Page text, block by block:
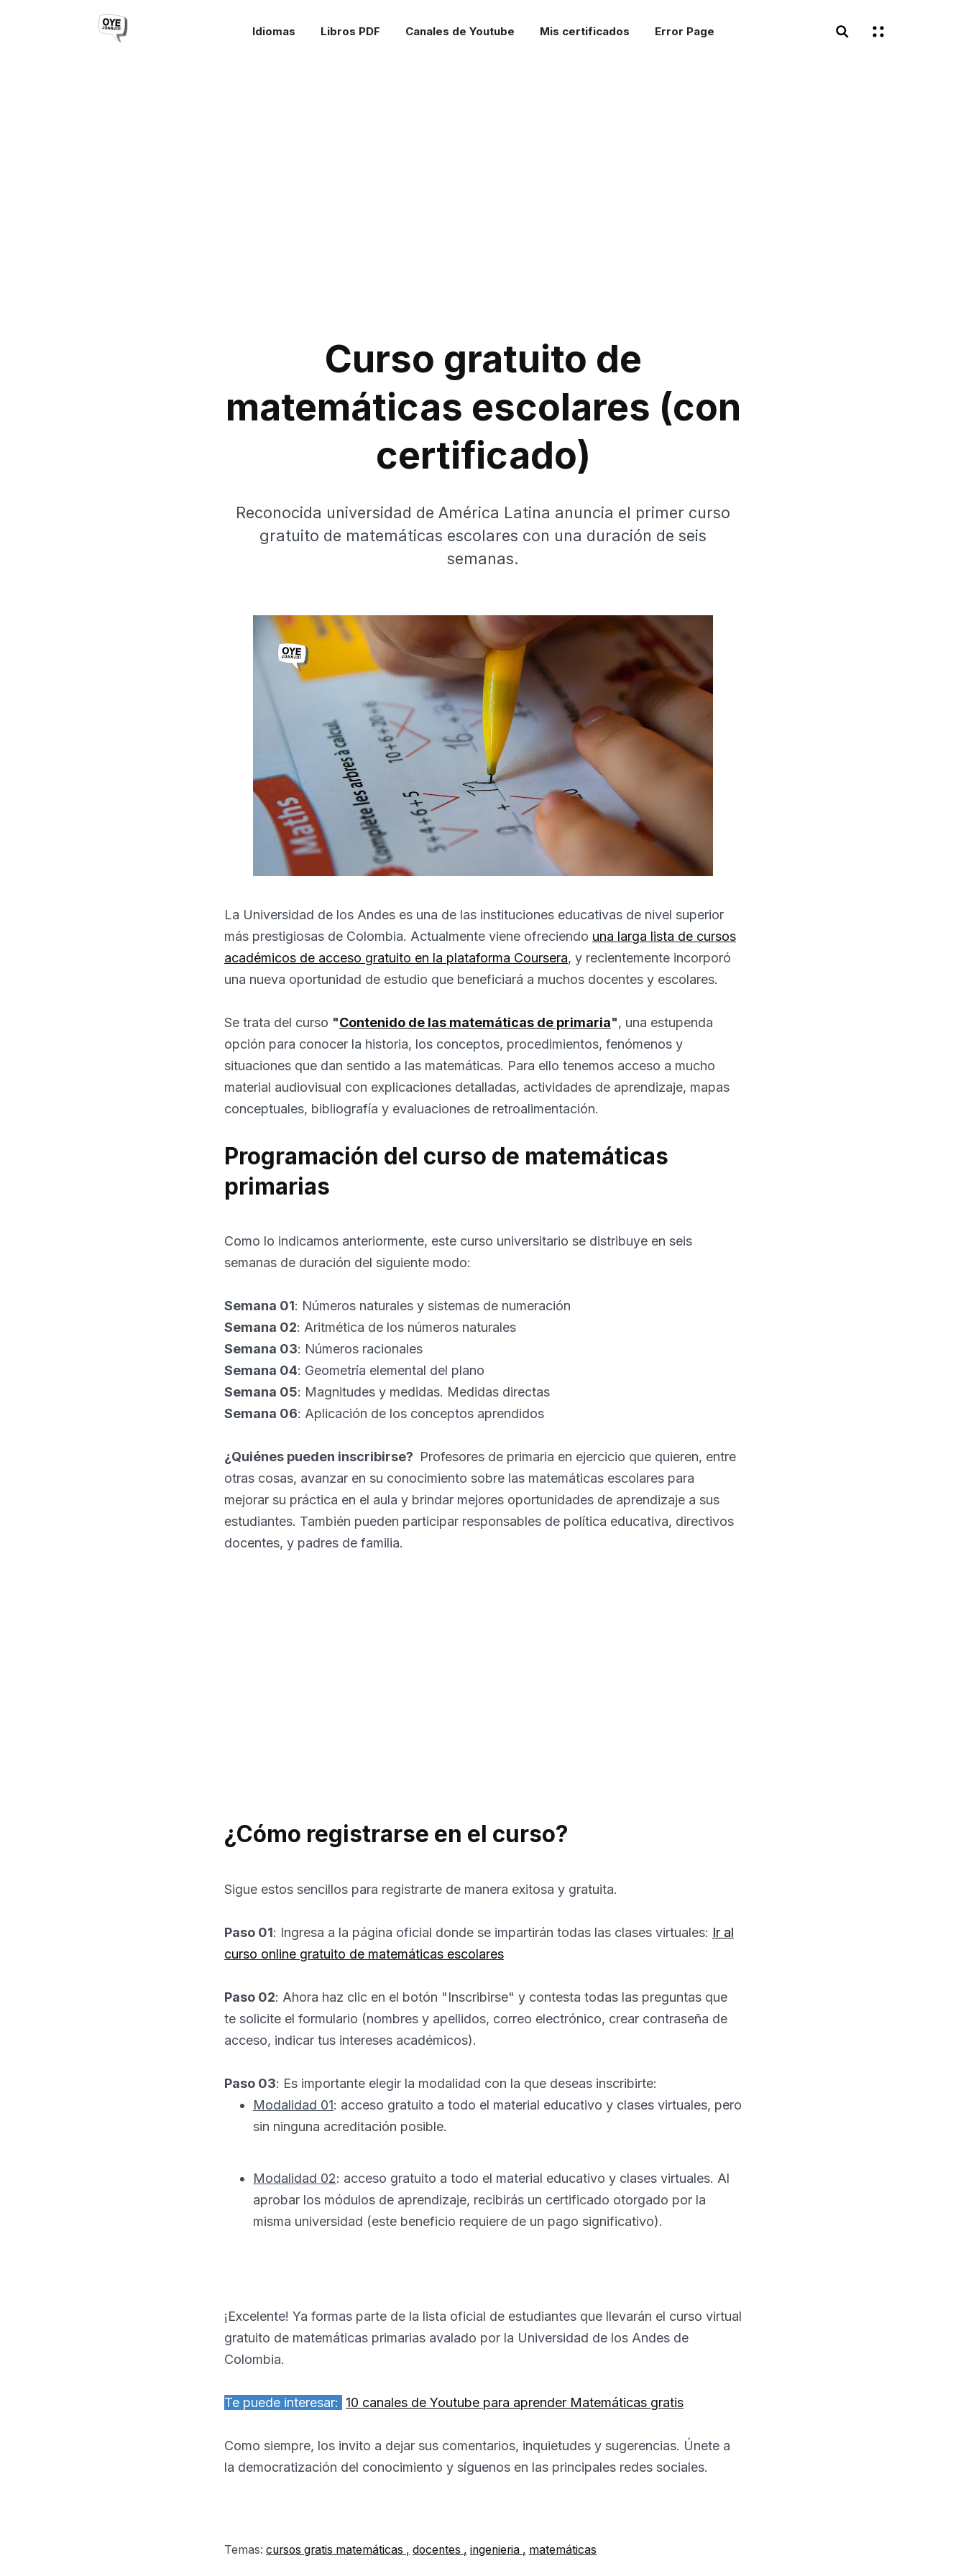
Idiomas Libros PDF Canales de Youtube Mis certificados Error Page
Curso gratuito de
matemáticas escolares (con
certificado)
Reconocida universidad de América Latina anuncia el primer curso
gratuito de matemáticas escolares con una duración de seis
semanas.
La Universidad de los Andes es una de las instituciones educativas de nivel superior
más prestigiosas de Colombia. Actualmente viene ofreciendo una larga lista de cursos
académicos de acceso gratuito en la plataforma Coursera, y recientemente incorporó
una nueva oportunidad de estudio que beneficiará a muchos docentes y escolares.
Se trata del curso "Contenido de las matemáticas de primaria", una estupenda
opción para conocer la historia, los conceptos, procedimientos, fenómenos y
situaciones que dan sentido a las matemáticas. Para ello tenemos acceso a mucho
material audiovisual con explicaciones detalladas, actividades de aprendizaje, mapas
conceptuales, bibliografía y evaluaciones de retroalimentación.
Programación del curso de matemáticas
primarias
Como lo indicamos anteriormente, este curso universitario se distribuye en seis
semanas de duración del siguiente modo:
Semana 01: Números naturales y sistemas de numeración
Semana 02: Aritmética de los números naturales
Semana 03: Números racionales
Semana 04: Geometría elemental del plano
Semana 05: Magnitudes y medidas. Medidas directas
Semana 06: Aplicación de los conceptos aprendidos
¿Quiénes pueden inscribirse? Profesores de primaria en ejercicio que quieren, entre
otras cosas, avanzar en su conocimiento sobre las matemáticas escolares para
mejorar su práctica en el aula y brindar mejores oportunidades de aprendizaje a sus
estudiantes. También pueden participar responsables de política educativa, directivos
docentes, y padres de familia.
¿Cómo registrarse en el curso?
Sigue estos sencillos para registrarte de manera exitosa y gratuita.
Paso 01: Ingresa a la página oficial donde se impartirán todas las clases virtuales: Ir al
curso online gratuito de matemáticas escolares
Paso 02: Ahora haz clic en el botón "Inscribirse" y contesta todas las preguntas que
te solicite el formulario (nombres y apellidos, correo electrónico, crear contraseña de
acceso, indicar tus intereses académicos).
Paso 03: Es importante elegir la modalidad con la que deseas inscribirte:
Modalidad 01: acceso gratuito a todo el material educativo y clases virtuales, pero
sin ninguna acreditación posible.
Modalidad 02: acceso gratuito a todo el material educativo y clases virtuales. Al
aprobar los módulos de aprendizaje, recibirás un certificado otorgado por la
misma universidad (este beneficio requiere de un pago significativo).
¡Excelente! Ya formas parte de la lista oficial de estudiantes que llevarán el curso virtual
gratuito de matemáticas primarias avalado por la Universidad de los Andes de
Colombia.
Te puede interesar: 10 canales de Youtube para aprender Matemáticas gratis
Como siempre, los invito a dejar sus comentarios, inquietudes y sugerencias. Únete a
la democratización del conocimiento y síguenos en las principales redes sociales.
Temas: cursos gratis matemáticas docentes ingenieria matemáticas